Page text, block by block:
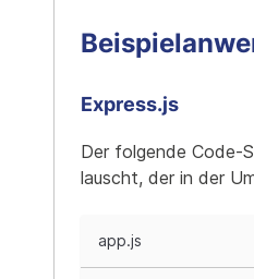
Express.js
Der folgende Code-
lauscht, der in der
app.js